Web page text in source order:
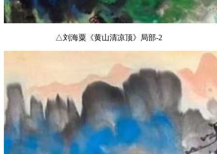
△刘海粟《黄山清凉顶》局部-2